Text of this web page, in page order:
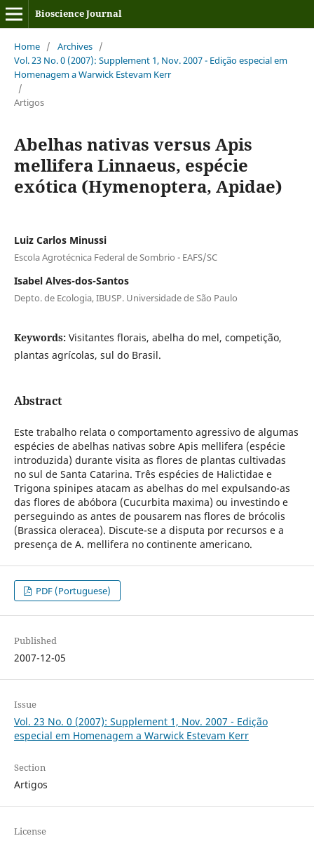
Bioscience Journal
Home / Archives /
Vol. 23 No. 0 (2007): Supplement 1, Nov. 2007 - Edição especial em
Homenagem a Warwick Estevam Kerr
/
Artigos
Abelhas nativas versus Apis
mellifera Linnaeus, espécie
exótica (Hymenoptera, Apidae)
Luiz Carlos Minussi
Escola Agrotécnica Federal de Sombrio - EAFS/SC
Isabel Alves-dos-Santos
Depto. de Ecologia, IBUSP. Universidade de São Paulo
Keywords: Visitantes florais, abelha do mel, competição,
plantas agrícolas, sul do Brasil.
Abstract
Este trabalho relata o comportamento agressivo de algumas
espécies de abelhas nativas sobre Apis mellifera (espécie
introduzida) durante visita as flores de plantas cultivadas
no sul de Santa Catarina. Três espécies de Halictidae e
Trigona spinipes atacam as abelhas do mel expulsando-as
das flores de abóbora (Cucurbita maxima) ou investindo e
perseguindo as antes de pousarem nas flores de brócolis
(Brassica oleracea). Discute-se a disputa por recursos e a
presença de A. mellifera no continente americano.
PDF (Portuguese)
Published
2007-12-05
Issue
Vol. 23 No. 0 (2007): Supplement 1, Nov. 2007 - Edição
especial em Homenagem a Warwick Estevam Kerr
Section
Artigos
License